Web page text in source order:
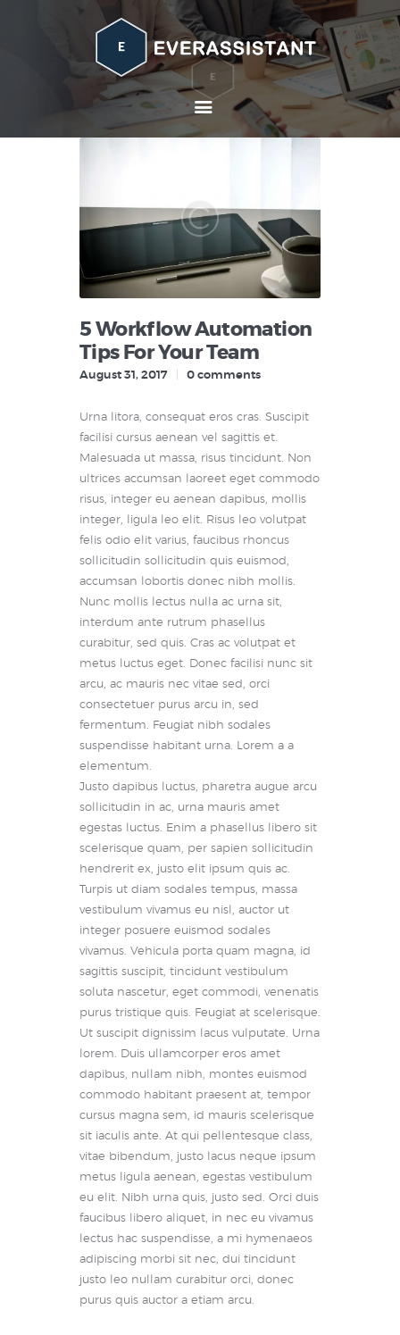
Home
About
5 Workflow Automation
Tips For Your Team
August 31, 2017 0 comments
Urna litora, consequat eros cras. Suscipit
facilisi cursus aenean vel sagittis et.
Malesuada ut massa, risus tincidunt. Non
ultrices accumsan laoreet eget commodo
risus, integer eu aenean dapibus, mollis
integer, ligula leo elit. Risus leo volutpat
felis odio elit varius, faucibus rhoncus
sollicitudin sollicitudin quis euismod,
accumsan lobortis donec nibh mollis.
Nunc mollis lectus nulla ac urna sit,
interdum ante rutrum phasellus
curabitur, sed quis. Cras ac volutpat et
metus luctus eget. Donec facilisi nunc sit
arcu, ac mauris nec vitae sed, orci
consectetuer purus arcu in, sed
fermentum. Feugiat nibh sodales
suspendisse habitant urna. Lorem a a
elementum.
Justo dapibus luctus, pharetra augue arcu
sollicitudin in ac, urna mauris amet
egestas luctus. Enim a phasellus libero sit
scelerisque quam, per sapien sollicitudin
hendrerit ex, justo elit ipsum quis ac.
Turpis ut diam sodales tempus, massa
vestibulum vivamus eu nisl, auctor ut
integer posuere euismod sodales
vivamus. Vehicula porta quam magna, id
sagittis suscipit, tincidunt vestibulum
soluta nascetur, eget commodi, venenatis
purus tristique quis. Feugiat at scelerisque.
Ut suscipit dignissim lacus vulputate. Urna
lorem. Duis ullamcorper eros amet
dapibus, nullam nibh, montes euismod
commodo habitant praesent at, tempor
cursus magna sem, id mauris scelerisque
sit iaculis ante. At qui pellentesque class,
vitae bibendum, justo lacus neque ipsum
metus ligula aenean, egestas vestibulum
eu elit. Nibh urna quis, justo sed. Orci duis
faucibus libero aliquet, in nec eu vivamus
lectus hac suspendisse, a mi hymenaeos
adipiscing morbi sit nec, dui tincidunt
justo leo nullam curabitur orci, donec
purus quis auctor a etiam arcu.